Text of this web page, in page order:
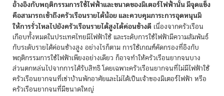
อ้างอิงกับพฤติกรรมการใช้ไฟฟ้าและขนาดของมิเตอร์ไฟฟ้านั้น มีจุดแข็ง
คือสามารถเข้าถึงครัวเรือนรายได้น้อย และควบคุมภาระการอุดหนุนมิ
ให้การรั่วไหลไปยังครัวเรือนรายได้สูงได้ค่อนข้างดี เนื่องจากครัวเรือน
เกือบทั้งหมดในประเทศไทยมีไฟฟ้าใช้ และระดับการใช้ไฟฟ้ามีความสัมพันธ์
กับระดับรายได้ค่อนข้างสูง อย่างไรก็ตาม การใช้เกณฑ์คัดกรองที่อิงกับ
พฤติกรรมการใช้ไฟฟ้าเพียงอย่างเดียว ก็อาจทำให้ครัวเรือนยากจนบาง
ส่วนตกหล่นไปจากการได้รับสิทธิ โดยเฉพาะครัวเรือนยากจนที่ไม่มีไฟฟ้าใช้
ครัวเรือนยากจนที่เช่าบ้านพักอาศัยและไม่ได้เป็นเจ้าของมิเตอร์ไฟฟ้า หรือ
ครัวเรือนยากจนที่มีขนาดใหญ่